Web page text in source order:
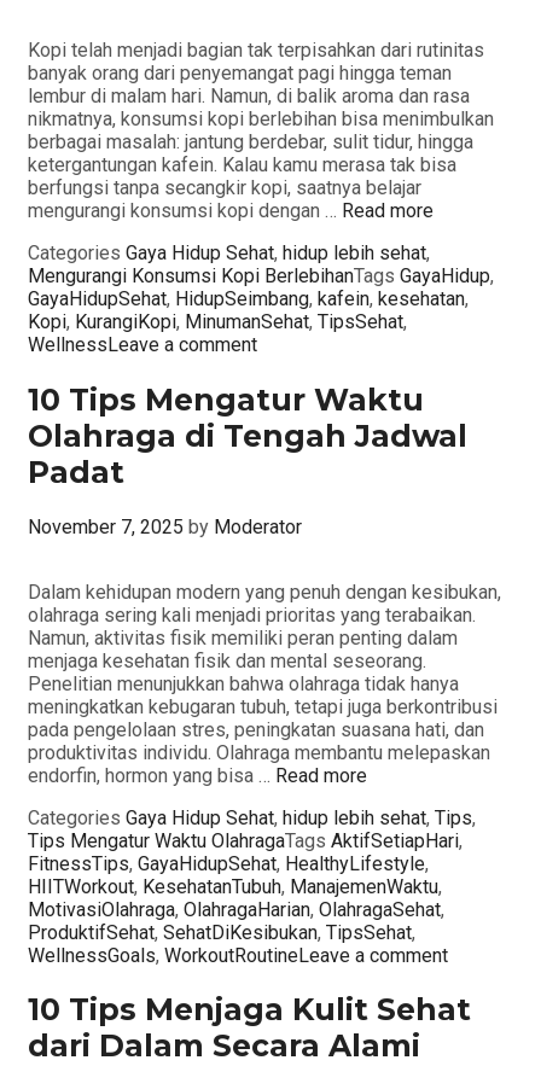
Kopi telah menjadi bagian tak terpisahkan dari rutinitas
banyak orang dari penyemangat pagi hingga teman
lembur di malam hari. Namun, di balik aroma dan rasa
nikmatnya, konsumsi kopi berlebihan bisa menimbulkan
berbagai masalah: jantung berdebar, sulit tidur, hingga
ketergantungan kafein. Kalau kamu merasa tak bisa
berfungsi tanpa secangkir kopi, saatnya belajar
mengurangi konsumsi kopi dengan … Read more
Categories Gaya Hidup Sehat, hidup lebih sehat,
Mengurangi Konsumsi Kopi BerlebihanTags GayaHidup,
GayaHidupSehat, HidupSeimbang, kafein, kesehatan,
Kopi, KurangiKopi, MinumanSehat, TipsSehat,
WellnessLeave a comment
10 Tips Mengatur Waktu
Olahraga di Tengah Jadwal
Padat
November 7, 2025 by Moderator
Dalam kehidupan modern yang penuh dengan kesibukan,
olahraga sering kali menjadi prioritas yang terabaikan.
Namun, aktivitas fisik memiliki peran penting dalam
menjaga kesehatan fisik dan mental seseorang.
Penelitian menunjukkan bahwa olahraga tidak hanya
meningkatkan kebugaran tubuh, tetapi juga berkontribusi
pada pengelolaan stres, peningkatan suasana hati, dan
produktivitas individu. Olahraga membantu melepaskan
endorfin, hormon yang bisa … Read more
Categories Gaya Hidup Sehat, hidup lebih sehat, Tips,
Tips Mengatur Waktu OlahragaTags AktifSetiapHari,
FitnessTips, GayaHidupSehat, HealthyLifestyle,
HIITWorkout, KesehatanTubuh, ManajemenWaktu,
MotivasiOlahraga, OlahragaHarian, OlahragaSehat,
ProduktifSehat, SehatDiKesibukan, TipsSehat,
WellnessGoals, WorkoutRoutineLeave a comment
10 Tips Menjaga Kulit Sehat
dari Dalam Secara Alami